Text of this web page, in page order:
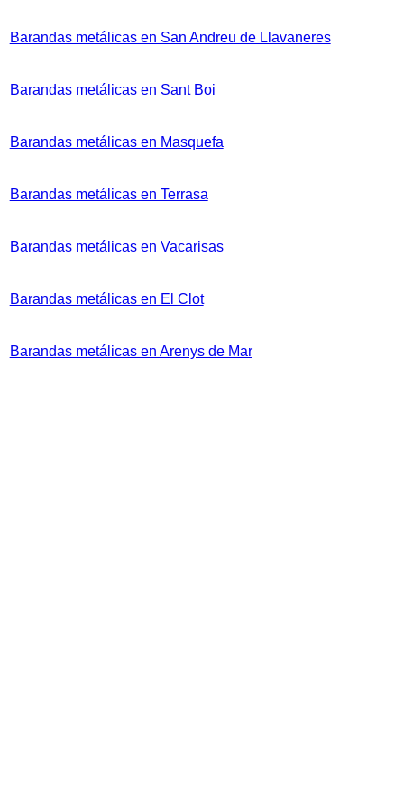
Barandas metálicas en San Andreu de Llavaneres
Barandas metálicas en Sant Boi
Barandas metálicas en Masquefa
Barandas metálicas en Terrasa
Barandas metálicas en Vacarisas
Barandas metálicas en El Clot
Barandas metálicas en Arenys de Mar